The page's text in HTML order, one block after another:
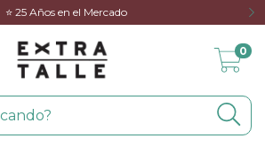
⭐️ 25 Años en el Mercado
0